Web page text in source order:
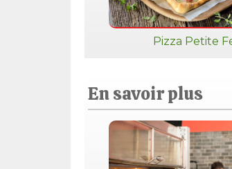
Pizza Petite
En savoir plus